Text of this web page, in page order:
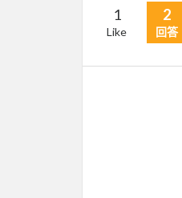
1
Like
2
回答